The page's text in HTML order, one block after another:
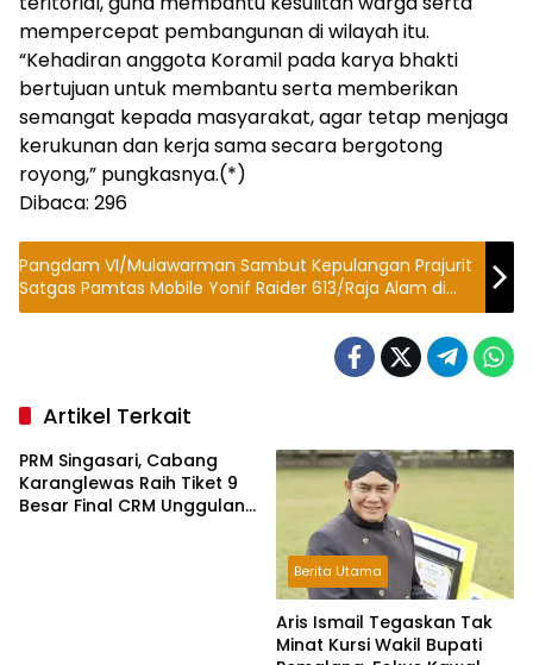
mempercepat pembangunan di wilayah itu.
“Kehadiran anggota Koramil pada karya bhakti
bertujuan untuk membantu serta memberikan
semangat kepada masyarakat, agar tetap menjaga
kerukunan dan kerja sama secara bergotong
royong,” pungkasnya.(*)
Dibaca: 296
Pangdam VI/Mulawarman Sambut Kepulangan Prajurit
Satgas Pamtas Mobile Yonif Raider 613/Raja Alam di
Balikpapan
Artikel Terkait
PRM Singasari, Cabang
Karanglewas Raih Tiket 9
Besar Final CRM Unggulan
Berita Utama
Aris Ismail Tegaskan Tak
Minat Kursi Wakil Bupati